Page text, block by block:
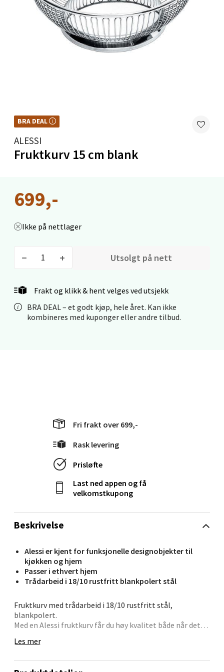
BRA DEAL
BRA DEAL – et godt kjøp, hele året. Kan ikke kombineres med kuponger eller
ALESSI
Fruktkurv 15 cm blank
699,-
Ikke på nettlager
Utsolgt på nett
Frakt og klikk & hent velges ved utsjekk
BRA DEAL – et godt kjøp, hele året. Kan ikke
kombineres med kuponger eller andre tilbud.
Beskrivelse
Alessi er kjent for funksjonelle designobjekter til
kjøkken og hjem
Passer i ethvert hjem
Trådarbeid i 18/10 rustfritt blankpolert stål
Fruktkurv med trådarbeid i 18/10 rustfritt stål,
blankpolert.
Med en Alessi fruktkurv får du høy kvalitet både når det
Fruktkurven har siden produksjon i 1952 blitt en klassiker.
Les mer
Fri frakt over 699,-
Rask levering
Prisløfte
Last ned appen og få
velkomstkupong
Velg
Karmsund - Thon Senter Oasen
Austbøvegen 16, 5542 Karmsund
Åpent i dag 10-20
Stavanger og Sandnes - Kilden
Stavanger og Sandnes - Kvadrat
Gamle Stokkavei 1, 4313 Sandnes
Åpent i dag 10-21
0 i butikk
Bergen - Thon Senter Lagunen
Laguneveien 1, 5239 Bergen
Åpent i dag 10-21
0 i butikk